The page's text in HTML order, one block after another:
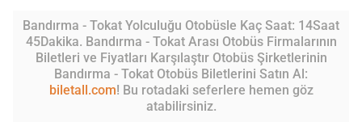
Bandırma - Tokat Yolculuğu Otobüsle Kaç Saat: 14Saat
45Dakika. Bandırma - Tokat Arası Otobüs Firmalarının
Biletleri ve Fiyatları Karşılaştır Otobüs Şirketlerinin
Bandırma - Tokat Otobüs Biletlerini Satın Al:
biletall.com! Bu rotadaki seferlere hemen göz
atabilirsiniz.